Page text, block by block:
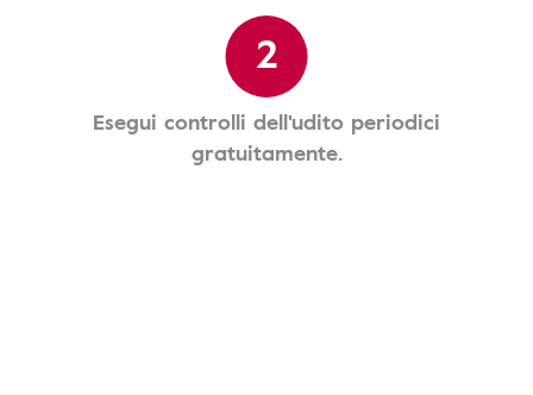
2
Esegui controlli dell'udito periodici
gratuitamente.